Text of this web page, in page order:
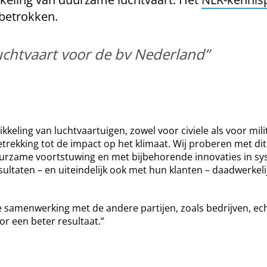
voor de bv Nederland”
van luchtvaartuigen, zowel voor civiele als voor
tot de impact op het klimaat. Wij proberen met
voortstuwing en met bijbehorende innovaties in
– en uiteindelijk ook met hun klanten –
met de andere partijen, zoals bedrijven,
een beter resultaat.”